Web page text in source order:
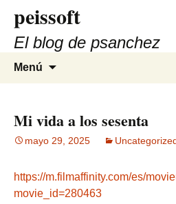
contenido
peissoft
El blog de psanchez
Menú
Mi vida a los sesenta
mayo 29, 2025
https://m.filmaffinity.com/es/
movie_id=280463